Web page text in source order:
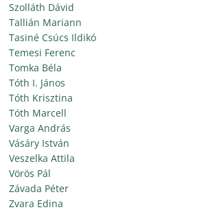
Szolláth Dávid
Tallián Mariann
Tasiné Csúcs Ildikó
Temesi Ferenc
Tomka Béla
Tóth I. János
Tóth Krisztina
Tóth Marcell
Varga András
Vásáry István
Veszelka Attila
Vörös Pál
Závada Péter
Zvara Edina